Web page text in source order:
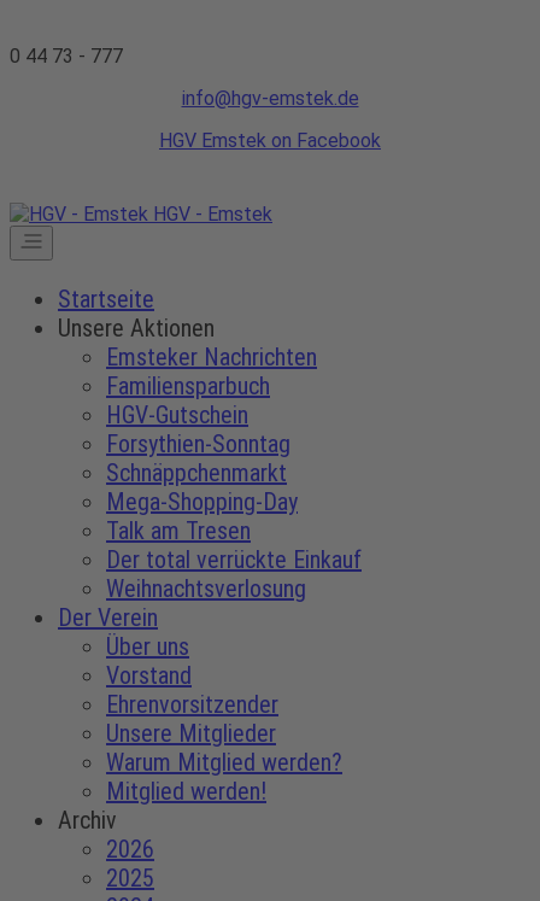
0 44 73 - 777
info@hgv-emstek.de
HGV Emstek on Facebook
HGV - Emstek
Startseite
Unsere Aktionen
Emsteker Nachrichten
Familiensparbuch
HGV-Gutschein
Forsythien-Sonntag
Schnäppchenmarkt
Mega-Shopping-Day
Talk am Tresen
Der total verrückte Einkauf
Weihnachtsverlosung
Der Verein
Über uns
Vorstand
Ehrenvorsitzender
Unsere Mitglieder
Warum Mitglied werden?
Mitglied werden!
Archiv
2026
2025